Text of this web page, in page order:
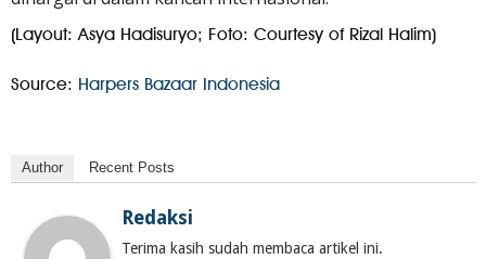
(Layout: Asya Hadisuryo; Foto: Courtesy of Rizal Halim)
Source: Harpers Bazaar Indonesia
Author Recent Posts
Redaksi
Terima kasih sudah membaca artikel ini.